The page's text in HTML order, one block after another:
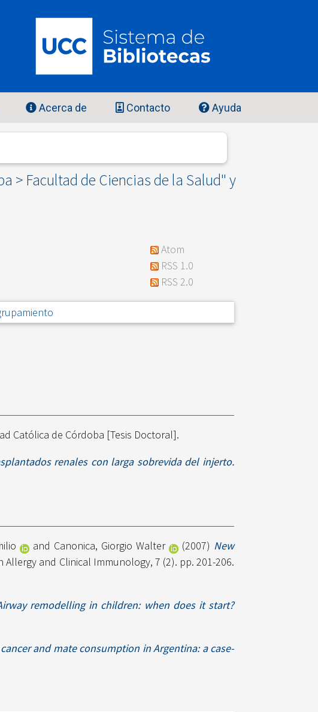
Acerca de Contacto Ayuda
> Facultad de Ciencias de la Salud" y
Atom
RSS 1.0
RSS 2.0
Católica de Córdoba [Tesis Doctoral].
renales con larga sobrevida del injerto.
and Canonica, Giorgio Walter (2007) New
and Clinical Immunology, 7 (2). pp. 201-206.
remodelling in children: when does it start?
and mate consumption in Argentina: a case-